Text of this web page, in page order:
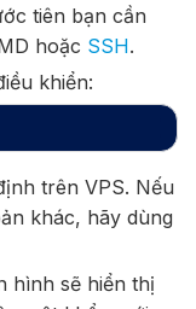
tiên bạn cần
hoặc SSH.
khiển:
trên VPS. Nếu
khác, hãy dùng
hình sẽ hiển thị